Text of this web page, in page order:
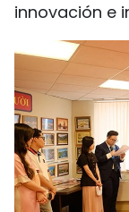
innovación e